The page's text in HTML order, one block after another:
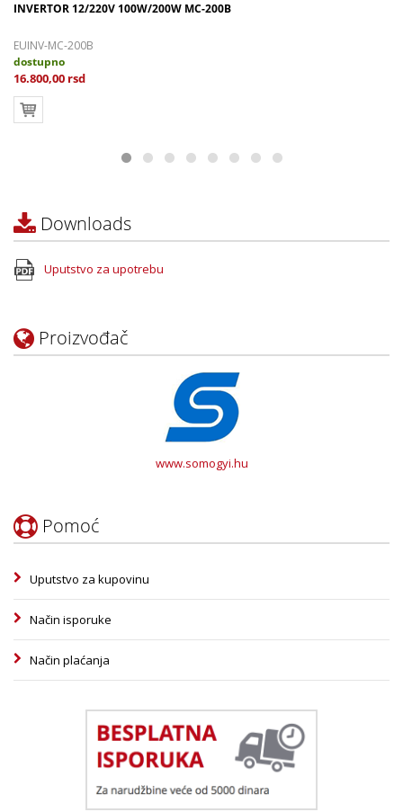
INVERTOR 12/220V 100W/200W MC-200B
EUINV-MC-200B
dostupno
16.800,00 rsd
Downloads
Uputstvo za upotrebu
Proizvođač
www.somogyi.hu
Pomoć
Uputstvo za kupovinu
Način isporuke
Način plaćanja